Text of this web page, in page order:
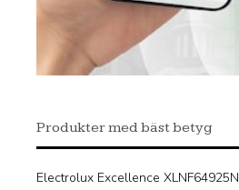
Produkter med bäst betyg
Electrolux Excellence XLNF64925N